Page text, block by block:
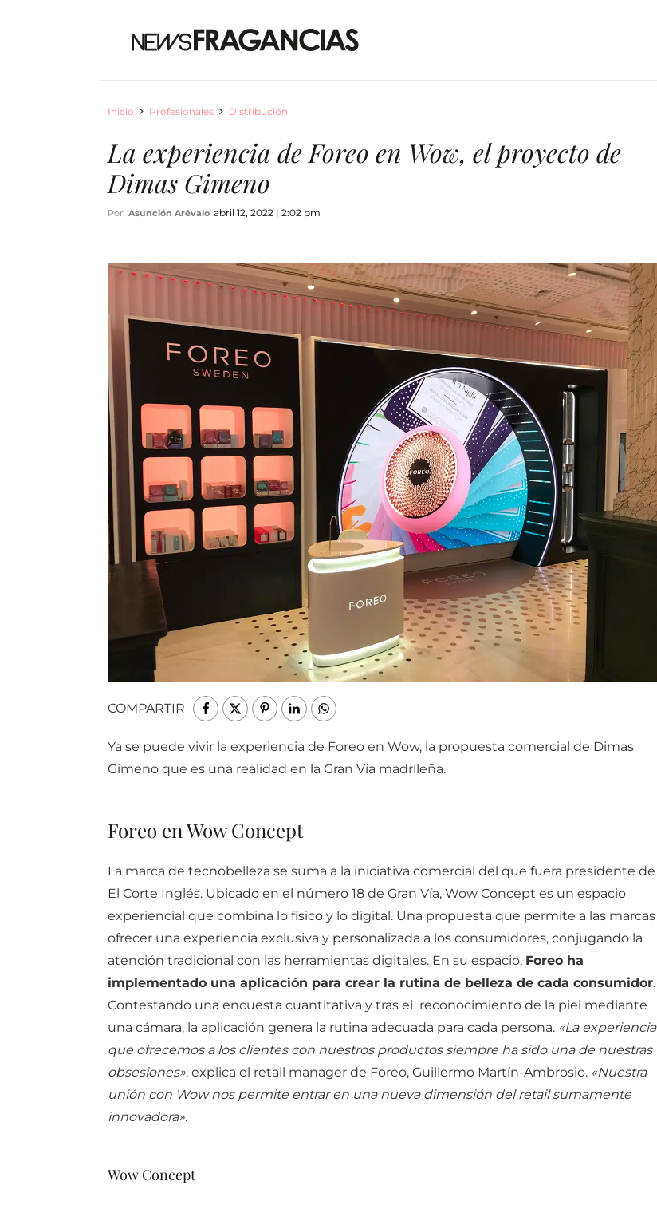
Inicio Profesionales Distribución
La experiencia de Foreo en Wow, el proyecto de
Dimas Gimeno
Por: Asunción Arévalo abril 12, 2022 | 2:02 pm
COMPARTIR
Ya se puede vivir la experiencia de Foreo en Wow, la propuesta comercial de Dimas
Gimeno que es una realidad en la Gran Vía madrileña.
Foreo en Wow Concept
La marca de tecnobelleza se suma a la iniciativa comercial del que fuera presidente de
El Corte Inglés. Ubicado en el número 18 de Gran Vía, Wow Concept es un espacio
experiencial que combina lo físico y lo digital. Una propuesta que permite a las marcas
ofrecer una experiencia exclusiva y personalizada a los consumidores, conjugando la
atención tradicional con las herramientas digitales. En su espacio, Foreo ha
implementado una aplicación para crear la rutina de belleza de cada consumidor.
Contestando una encuesta cuantitativa y tras el reconocimiento de la piel mediante
una cámara, la aplicación genera la rutina adecuada para cada persona. «La experiencia
que ofrecemos a los clientes con nuestros productos siempre ha sido una de nuestras
obsesiones», explica el retail manager de Foreo, Guillermo Martín-Ambrosio. «Nuestra
unión con Wow nos permite entrar en una nueva dimensión del retail sumamente
innovadora».
Wow Concept